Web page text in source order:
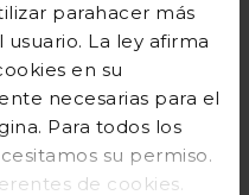
parahacer más
La ley afirma
en su
necesarias para el
Para todos los
su permiso.
de cookies.